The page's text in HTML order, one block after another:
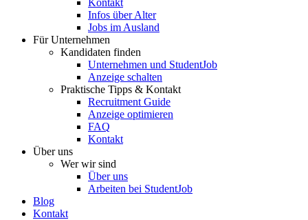
Kontakt
Infos über Alter
Jobs im Ausland
Für Unternehmen
Kandidaten finden
Unternehmen und StudentJob
Anzeige schalten
Praktische Tipps & Kontakt
Recruitment Guide
Anzeige optimieren
FAQ
Kontakt
Über uns
Wer wir sind
Über uns
Arbeiten bei StudentJob
Blog
Kontakt